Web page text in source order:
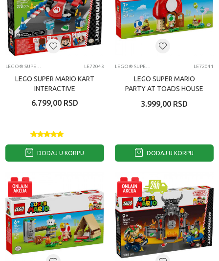
LE72043
LEGO SUPER MARIO KART
INTERACTIVE
6.799,00 RSD
DODAJ U KORPU
LE72041
LEGO SUPER MARIO
PARTY AT TOADS HOUSE
3.999,00 RSD
DODAJ U KORPU